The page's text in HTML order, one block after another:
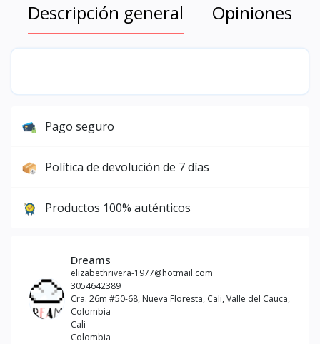
Descripción general Opiniones
Pago seguro
Política de devolución de 7 días
Productos 100% auténticos
Dreams
elizabethrivera-1977@hotmail.com
3054642389
Cra. 26m #50-68, Nueva Floresta, Cali, Valle del Cauca,
Colombia
Cali
Colombia